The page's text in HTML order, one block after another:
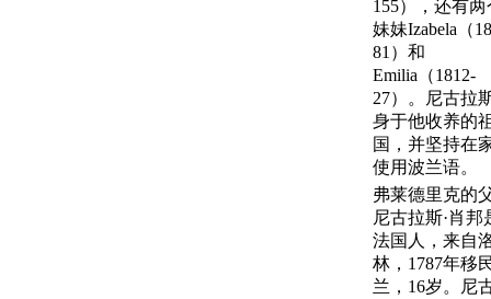
155），还有两
妹妹Izabela（
81）和
Emilia（1812-
27）。尼古拉
身于他收养的
国，并坚持在
使用波兰语。
弗莱德里克的
尼古拉斯·肖邦
法国人，来自
林，1787年移
兰，16岁。尼